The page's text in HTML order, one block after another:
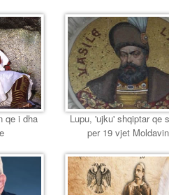
qe i dha
Lupu, 'ujku' shqiptar qe
per 19 vjet